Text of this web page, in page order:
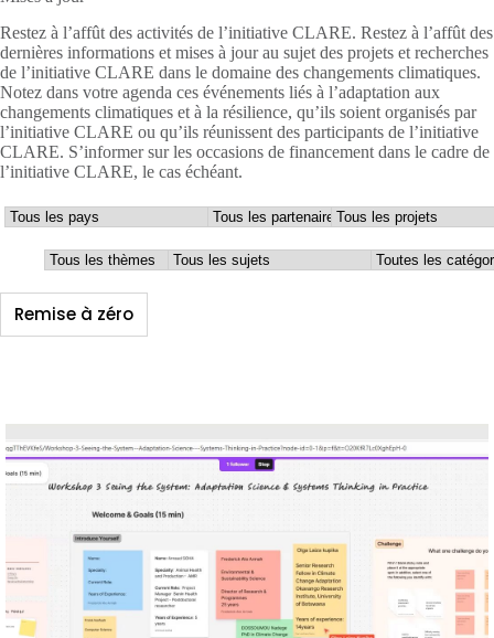
Restez à l’affût des activités de l’initiative CLARE. Restez à l’affût des
dernières informations et mises à jour au sujet des projets et recherches
de l’initiative CLARE dans le domaine des changements climatiques.
Notez dans votre agenda ces événements liés à l’adaptation aux
changements climatiques et à la résilience, qu’ils soient organisés par
l’initiative CLARE ou qu’ils réunissent des participants de l’initiative
CLARE. S’informer sur les occasions de financement dans le cadre de
l’initiative CLARE, le cas échéant.